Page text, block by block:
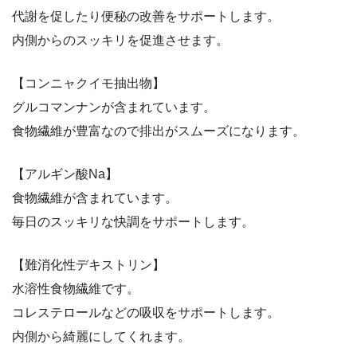
代謝を促したり便秘の改善をサポートします。
内側からのスッキリを促進させます。
【コンニャクイモ抽出物】
グルコマンナンが含まれています。
食物繊維が豊富なので排出がスムーズになります。
【アルギン酸Na】
食物繊維が含まれています。
毎日のスッキリな快調をサポートします。
【難消化性デキストリン】
水溶性食物繊維です。
コレステロールなどの吸収をサポートします。
内側から綺麗にしてくれます。